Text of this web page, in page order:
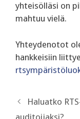
yhteisölläsi on
mahtuu vielä.
Yhteydenotot
hankkeisiin
Haluatko
auditoijaksi?